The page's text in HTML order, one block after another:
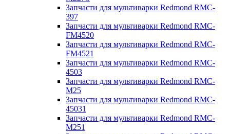
Запчасти для мультиварки Redmond RMC-
397
Запчасти для мультиварки Redmond RMC-
FM4520
Запчасти для мультиварки Redmond RMC-
FM4521
Запчасти для мультиварки Redmond RMC-
4503
Запчасти для мультиварки Redmond RMC-
M25
Запчасти для мультиварки Redmond RMC-
45031
Запчасти для мультиварки Redmond RMC-
M251